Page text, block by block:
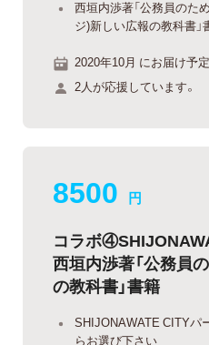
西垣内渉著「公務員のた
ジ)新しい広報の教科書」
2020年10月 にお届け予定
2人が応援しています。
8500 円
コラボ
西垣内渉著「公務員
の教科書」書籍
SHIJONAWATE CITY
らお選び下さい